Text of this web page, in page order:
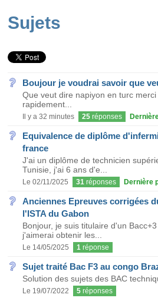
Sujets
Boujour je voudrai savoir que
Que veut dire napiyon en turc
rapidement...
Il y a 32 minutes 25 réponses
Equivalence de diplôme
france
J'ai un diplôme de technicien
Tunisie, j'ai 6 ans d'e...
Le 02/11/2025 31 réponses Dernière
Anciennes Epreuves corrigées
l'ISTA du Gabon
Bonjour, je suis titulaire d'un
j'aimerai obtenir les...
Le 14/05/2025 1 réponse
Sujet traité Bac F3 au congo
Solution des sujets des BAC
Le 19/07/2022 5 réponses